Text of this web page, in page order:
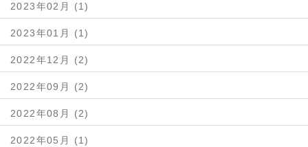
2023年02月 (1)
2023年01月 (1)
2022年12月 (2)
2022年09月 (2)
2022年08月 (2)
2022年05月 (1)